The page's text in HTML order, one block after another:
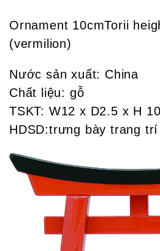
Ornament 10cmTorii
(vermilion)
Nước sản xuất: China
Chất liệu: gỗ
TSKT: W12 x D2.5 x H
HDSD:trưng bày trang trí